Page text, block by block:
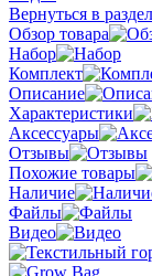
Вернуться в раздел
Обзор товара
Набор
Комплект
Описание
Характеристики
Аксессуары
Отзывы
Похожие товары
Наличие
Файлы
Видео